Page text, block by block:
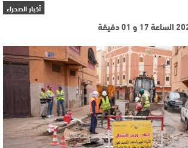
أخبار الصحراء